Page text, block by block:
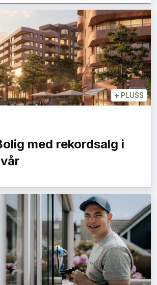
+ PLUSS
med rekordsalg i